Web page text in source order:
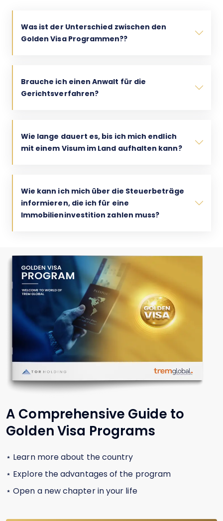
Was ist der Unterschied zwischen den
Golden Visa Programmen??
Brauche ich einen Anwalt für die
Gerichtsverfahren?
Wie lange dauert es, bis ich mich endlich
mit einem Visum im Land aufhalten kann?
Wie kann ich mich über die Steuerbeträge
informieren, die ich für eine
Immobilieninvestition zahlen muss?
A Comprehensive Guide to
Golden Visa Programs
⋆ Learn more about the country
⋆ Explore the advantages of the program
⋆ Open a new chapter in your life